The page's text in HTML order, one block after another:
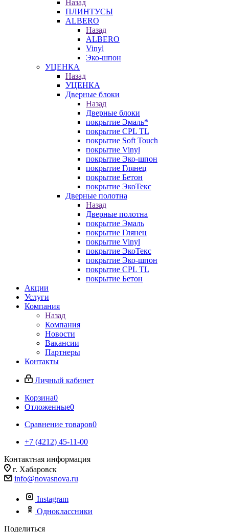
Назад
ПЛИНТУСЫ
ALBERO
Назад
ALBERO
Vinyl
Эко-шпон
УЦЕНКА
Назад
УЦЕНКА
Дверные блоки
Назад
Дверные блоки
покрытие Эмаль*
покрытие CPL TL
покрытие Soft Touch
покрытие Vinyl
покрытие Эко-шпон
покрытие Глянец
покрытие Бетон
покрытие ЭкоТекс
Дверные полотна
Назад
Дверные полотна
покрытие Эмаль
покрытие Глянец
покрытие Vinyl
покрытие ЭкоТекс
покрытие Эко-шпон
покрытие CPL TL
покрытие Бетон
Акции
Услуги
Компания
Назад
Компания
Новости
Вакансии
Партнеры
Контакты
Личный кабинет
Корзина0
Отложенные0
Сравнение товаров0
+7 (4212) 45-11-00
Контактная информация
г. Хабаровск
info@novasnova.ru
Instagram
Одноклассники
Поделиться